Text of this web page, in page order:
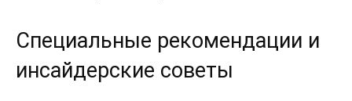
Специальные рекомендации и
инсайдерские советы